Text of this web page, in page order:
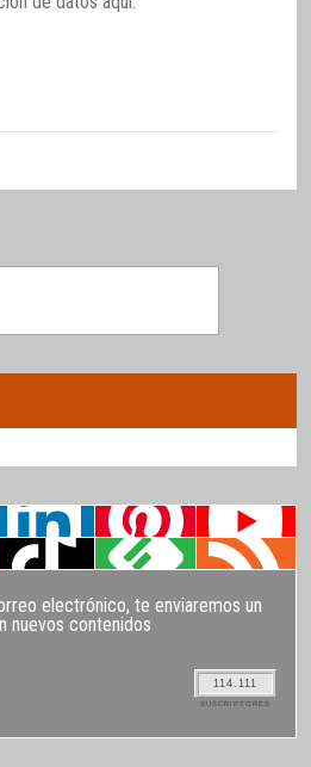
electrónico, te enviaremos un
nuevos contenidos
114.111
SUSCRIPTORES